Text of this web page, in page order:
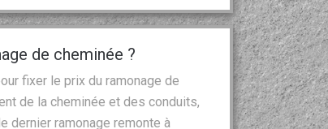
de cheminée ?
fixer le prix du ramonage de
de la cheminée et des conduits,
dernier ramonage remonte à